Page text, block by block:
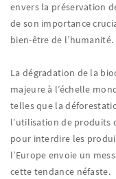
envers la préservation
de son importance
bien-être de l’humanité.
La dégradation de la
majeure à l’échelle
telles que la
l’utilisation de produits
pour interdire les
l’Europe envoie un
cette tendance néfaste.